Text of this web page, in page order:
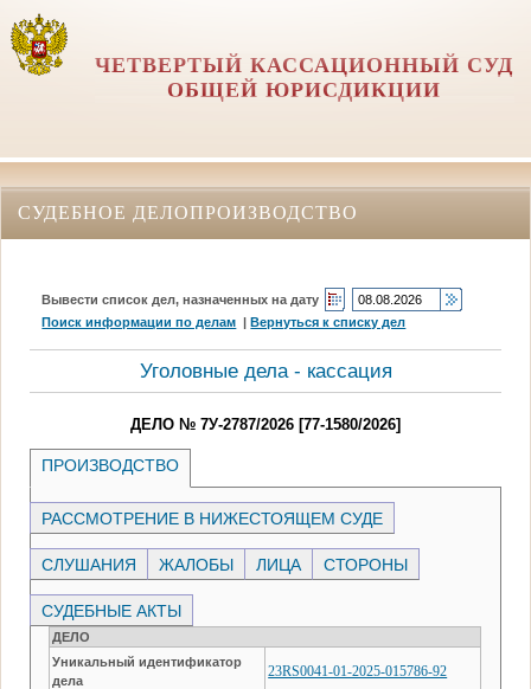
ЧЕТВЕРТЫЙ КАССАЦИОННЫЙ СУД
ОБЩЕЙ ЮРИСДИКЦИИ
СУДЕБНОЕ ДЕЛОПРОИЗВОДСТВО
Вывести список дел, назначенных на дату
Поиск информации по делам |Вернуться к списку дел
Уголовные дела - кассация
ДЕЛО № 7У-2787/2026 [77-1580/2026]
ПРОИЗВОДСТВО
РАССМОТРЕНИЕ В НИЖЕСТОЯЩЕМ СУДЕ
СЛУШАНИЯ ЖАЛОБЫ ЛИЦА СТОРОНЫ
СУДЕБНЫЕ АКТЫ
ДЕЛО
Уникальный идентификатор
дела
23RS0041-01-2025-015786-92